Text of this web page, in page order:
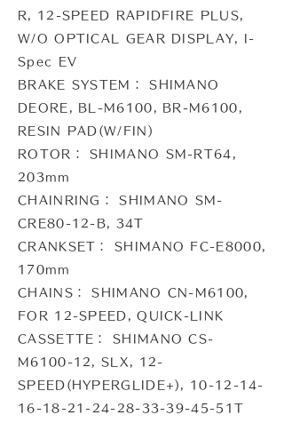
R, 12-SPEED RAPIDFIRE PLUS,
W/O OPTICAL GEAR DISPLAY, I-
Spec EV
BRAKE SYSTEM： SHIMANO
DEORE, BL-M6100, BR-M6100,
RESIN PAD(W/FIN)
ROTOR： SHIMANO SM-RT64,
203mm
CHAINRING： SHIMANO SM-
CRE80-12-B, 34T
CRANKSET： SHIMANO FC-E8000,
170mm
CHAINS： SHIMANO CN-M6100,
FOR 12-SPEED, QUICK-LINK
CASSETTE： SHIMANO CS-
M6100-12, SLX, 12-
SPEED(HYPERGLIDE+), 10-12-14-
16-18-21-24-28-33-39-45-51T